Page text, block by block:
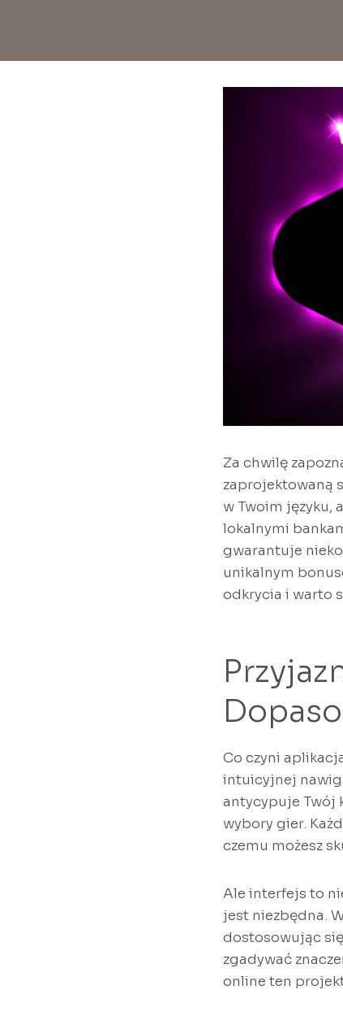
Za chwilę
zaprojektowaną
w Twoim języku,
lokalnymi
gwarantuje
unikalnym
odkrycia i warto
Co czyni
intuicyjnej
antycypuje Twój
wybory gier.
czemu możesz
Ale interfejs to
jest niezbędna.
dostosowując
zgadywać
online ten